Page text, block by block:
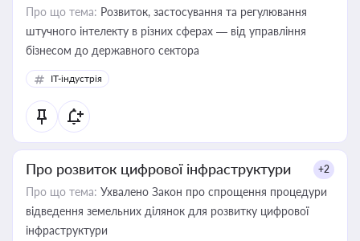
Про що тема: Розвиток, застосування та регулювання
штучного інтелекту в різних сферах — від управління
бізнесом до державного сектора
IT-індустрія
Про розвиток цифрової інфраструктури +2
Про що тема: Ухвалено Закон про спрощення процедури
відведення земельних ділянок для розвитку цифрової
інфраструктури